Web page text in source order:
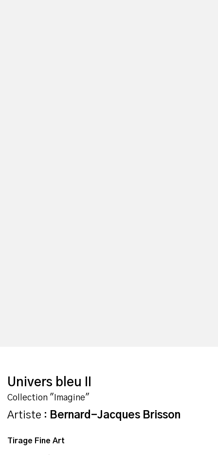
Univers bleu II
Collection "Imagine"
Artiste : Bernard-Jacques Brisson
Tirage Fine Art